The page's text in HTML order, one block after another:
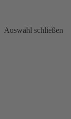
Auswahl schließen